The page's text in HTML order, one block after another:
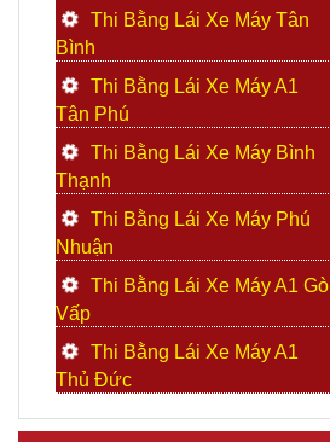
Thi Bằng Lái Xe Máy Tân
Bình
Thi Bằng Lái Xe Máy A1
Tân Phú
Thi Bằng Lái Xe Máy Bình
Thạnh
Thi Bằng Lái Xe Máy Phú
Nhuận
Thi Bằng Lái Xe Máy A1 Gò
Vấp
Thi Bằng Lái Xe Máy A1
Thủ Đức